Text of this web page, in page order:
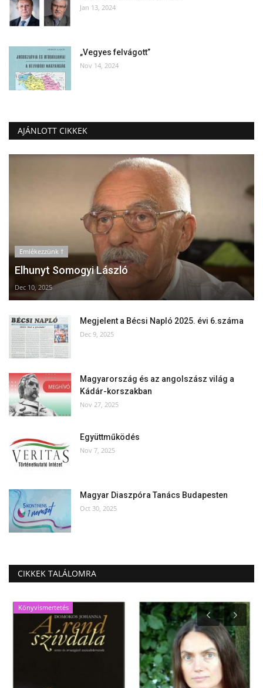
Jan 13, 2024
„Vegyes felvágott”
Nov 14, 2024
AJÁNLOTT CIKKEK
Emlékezzünk †
Elhunyt Somogyi László
Dec 10, 2025
Megjelent a Bécsi Napló 2025. évi 6.száma
Dec 9, 2025
Magyarország és az angolszász világ a
Kádár-korszakban
Nov 27, 2025
Együttműködés
Nov 7, 2025
Magyar Diaszpóra Tanács Budapesten
Oct 30, 2025
CIKKEK TALÁLOMRA
Könyvismertetés